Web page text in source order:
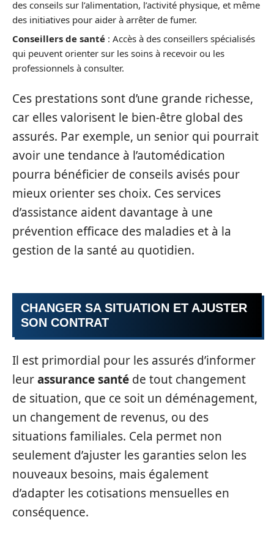
des conseils sur l’alimentation, l’activité physique, et même
des initiatives pour aider à arrêter de fumer.
Conseillers de santé : Accès à des conseillers spécialisés
qui peuvent orienter sur les soins à recevoir ou les
professionnels à consulter.
Ces prestations sont d’une grande richesse,
car elles valorisent le bien-être global des
assurés. Par exemple, un senior qui pourrait
avoir une tendance à l’automédication
pourra bénéficier de conseils avisés pour
mieux orienter ses choix. Ces services
d’assistance aident davantage à une
prévention efficace des maladies et à la
gestion de la santé au quotidien.
CHANGER SA SITUATION ET AJUSTER
SON CONTRAT
Il est primordial pour les assurés d’informer
leurassurance santé de tout changement
de situation, que ce soit un déménagement,
un changement de revenus, ou des
situations familiales. Cela permet non
seulement d’ajuster les garanties selon les
nouveaux besoins, mais également
d’adapter les cotisations mensuelles en
conséquence.